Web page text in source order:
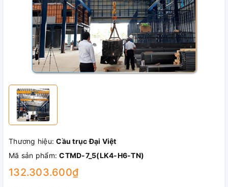
Thương hiệu:Cầu trục Đại Việt
Mã sản phẩm:CTMD-7_5(LK4-H6-TN)
132.303.600₫